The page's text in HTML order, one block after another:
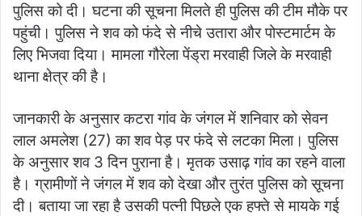
पुलिस को दी। घटना की सूचना मिलते ही पुलिस की टीम मौके पर
पहुंची। पुलिस ने शव को फंदे से नीचे उतारा और पोस्टमार्टम के
लिए भिजवा दिया। मामला गौरेला पेंड्रा मरवाही जिले के मरवाही
थाना क्षेत्र की है।
जानकारी के अनुसार कटरा गांव के जंगल में शनिवार को सेवन
लाल अमलेश (27) का शव पेड़ पर फंदे से लटका मिला। पुलिस
के अनुसार शव 3 दिन पुराना है। मृतक उसाढ़ गांव का रहने वाला
है। ग्रामीणों ने जंगल में शव को देखा और तुरंत पुलिस को सूचना
दी। बताया जा रहा है उसकी पत्नी पिछले एक हफ्ते से मायके गई